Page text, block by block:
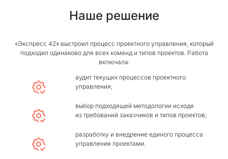
Наше решение
«Экспресс 42» выстроил процесс проектного управления, который
подходил одинаково для всех команд и типов проектов. Работа
включала:
аудит текущих процессов проектного
управления;
выбор подходящей методологии исходя
из требований заказчиков и типов проектов;
разработку и внедрение единого процесса
управления проектами.